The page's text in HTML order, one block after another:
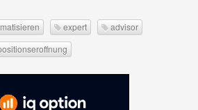
expert
advisor